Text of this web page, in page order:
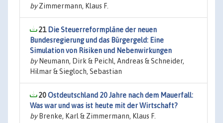
byZimmermann, Klaus F.
21 Die Steuerreformpläne der neuen
Bundesregierung und das Bürgergeld: Eine
Simulation von Risiken und Nebenwirkungen
byNeumann, Dirk & Peichl, Andreas & Schneider,
Hilmar & Siegloch, Sebastian
20Ostdeutschland 20 Jahre nach dem Mauerfall:
Was war und was ist heute mit der Wirtschaft?
byBrenke, Karl & Zimmermann, Klaus F.